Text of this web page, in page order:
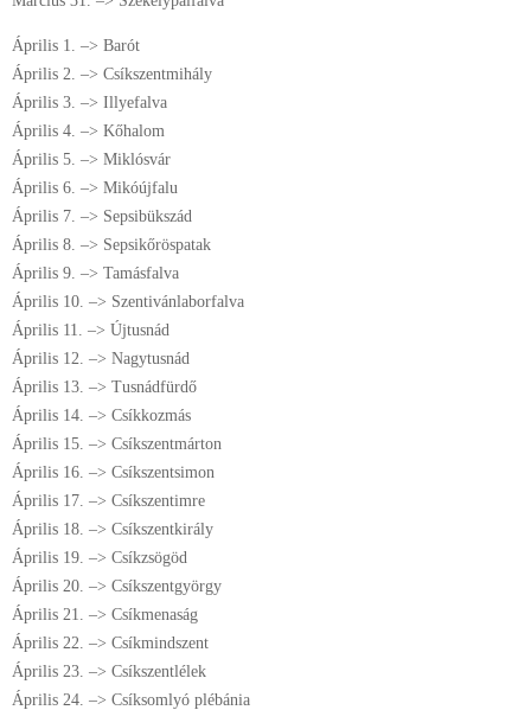
Április 1. –> Barót
Április 2. –> Csíkszentmihály
Április 3. –> Illyefalva
Április 4. –> Kőhalom
Április 5. –> Miklósvár
Április 6. –> Mikóújfalu
Április 7. –> Sepsibükszád
Április 8. –> Sepsikőröspatak
Április 9. –> Tamásfalva
Április 10. –> Szentivánlaborfalva
Április 11. –> Újtusnád
Április 12. –> Nagytusnád
Április 13. –> Tusnádfürdő
Április 14. –> Csíkkozmás
Április 15. –> Csíkszentmárton
Április 16. –> Csíkszentsimon
Április 17. –> Csíkszentimre
Április 18. –> Csíkszentkirály
Április 19. –> Csíkzsögöd
Április 20. –> Csíkszentgyörgy
Április 21. –> Csíkmenaság
Április 22. –> Csíkmindszent
Április 23. –> Csíkszentlélek
Április 24. –> Csíksomlyó plébánia